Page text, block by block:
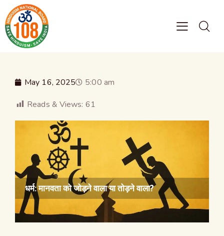
May 16, 2025
5:00 am
Reads & Views: 61
धर्म: मानवता को जोड़ने वाला या तोड़ने वाला?